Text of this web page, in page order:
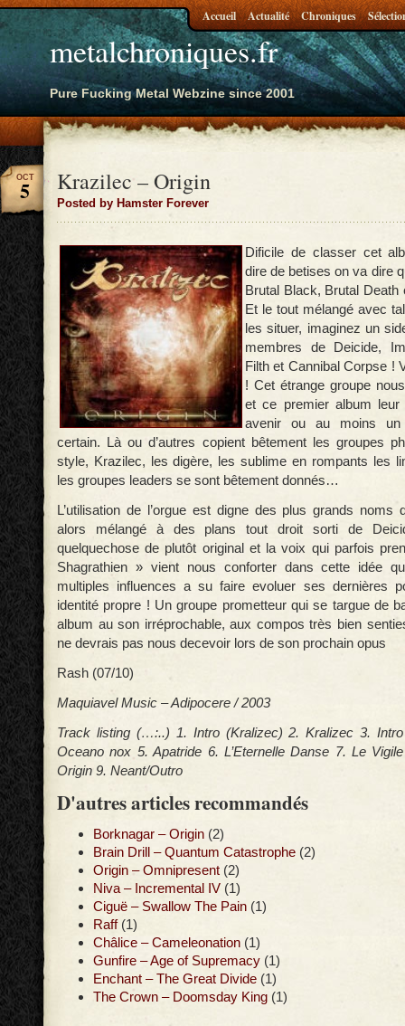
metalchroniques.fr
Pure Fucking Metal Webzine since 2001
Accueil Actualité Chroniques
Krazilec – Origin
Posted by Hamster Forever
OCT
5
Dificile de classer cet
dire de betises on va dire
Brutal Black, Brutal
Et le tout mélangé avec
les situer, imaginez un
membres de Deicide,
Filth et Cannibal Corpse !
! Cet étrange groupe
et ce premier album leur
avenir ou au moins un
certain. Là ou d’autres copient bêtement les groupes
style, Krazilec, les digère, les sublime en rompants les
les groupes leaders se sont bêtement donnés…
L’utilisation de l’orgue est digne des plus grands noms
alors mélangé à des plans tout droit sorti de
quelquechose de plutôt original et la voix qui parfois
Shagrathien » vient nous conforter dans cette idée
multiples influences a su faire evoluer ses dernières
identité propre ! Un groupe prometteur qui se targue de
album au son irréprochable, aux compos très bien
ne devrais pas nous decevoir lors de son prochain opus
Rash (07/10)
Maquiavel Music – Adipocere / 2003
Track listing (…:..) 1. Intro (Kralizec) 2. Kralizec 3.
Oceano nox 5. Apatride 6. L’Eternelle Danse 7. Le
Origin 9. Neant/Outro
D'autres articles recommandés
Borknagar – Origin (2)
Brain Drill – Quantum Catastrophe (2)
Origin – Omnipresent (2)
Niva – Incremental IV (1)
Ciguë – Swallow The Pain (1)
Raff(1)
Châlice – Cameleonation (1)
Gunfire – Age of Supremacy (1)
Enchant – The Great Divide (1)
The Crown – Doomsday King (1)